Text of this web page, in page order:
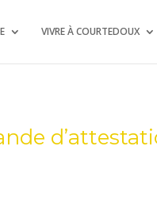
VIVRE À COURTEDOUX